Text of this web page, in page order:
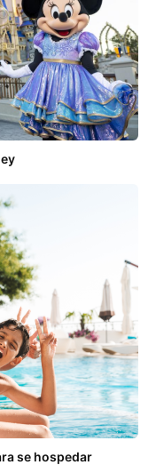
se hospedar